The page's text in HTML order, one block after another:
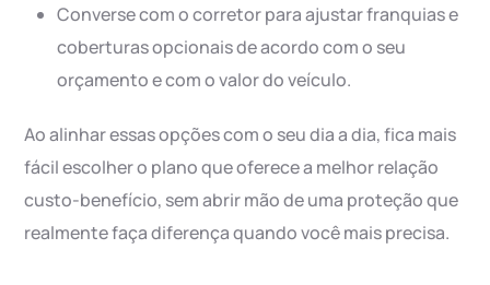
Converse com o corretor para ajustar franquias e
coberturas opcionais de acordo com o seu
orçamento e com o valor do veículo.
Ao alinhar essas opções com o seu dia a dia, fica mais
fácil escolher o plano que oferece a melhor relação
custo-benefício, sem abrir mão de uma proteção que
realmente faça diferença quando você mais precisa.